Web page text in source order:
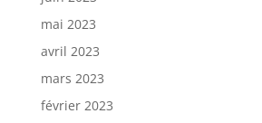
mai 2023
avril 2023
mars 2023
février 2023